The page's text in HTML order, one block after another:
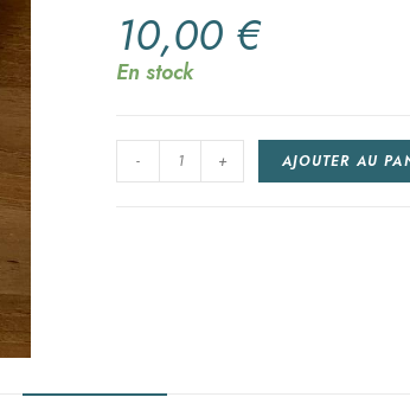
10,00 €
En stock
- + AJOUTER AU